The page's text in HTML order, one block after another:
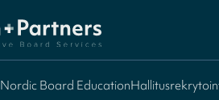
Nordic Board Education